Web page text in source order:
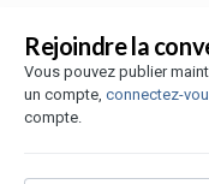
Rejoindre la
Vous pouvez publier
un compte, connectez-
compte.